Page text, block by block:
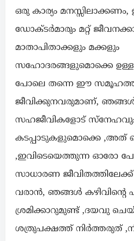
ഒരു കാര്യം
ഡോക്ടർമാരും മറ്റ്
മാതാപിതാക്കളും മക്കളും
സഹോദരങ്ങളുമൊക്കെ
പോലെ തന്നെ ഈ
ജീവിക്കുനവരുമാണ്,
സഹജീവികളോട്
കടപ്പാടുകളുമൊക്കെ ,അത്
,ഇവിടെയെത്തുന്ന ഓരോ
സാധാരണ ജീവിതത്തിലേക്ക്
വരാൻ, ഞങ്ങൾ കഴിവിൻ്റെ
ശ്രമിക്കാറുമുണ്ട് ,ദയവു
ശത്രുപക്ഷത്ത് നിർത്തരുത്